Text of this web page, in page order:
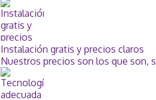
Instalación gratis y precios claros
Nuestros precios son los que son,